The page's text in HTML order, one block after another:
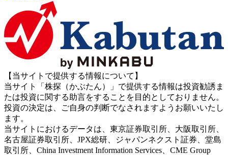
【当サイトで提供する情報について】
当サイト「株探（かぶたん）」で提供する情報は投資勧誘ま
たは投資に関する助言をすることを目的としておりません。
投資の決定は、ご自身の判断でなされますようお願いいたし
ます。
当サイトにおけるデータは、東京証券取引所、大阪取引所、
名古屋証券取引所、JPX総研、ジャパンネクスト証券、堂島
取引所、China Investment Information Services、CME Group